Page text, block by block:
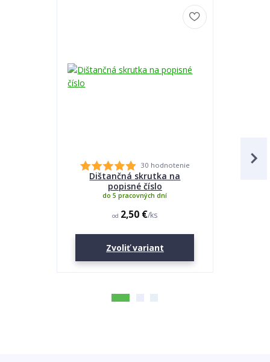
30 hodnotenie
Dištančná skrutka na
popisné číslo
od 2,50 €/ks
do 5 pracovných dní
Zvoliť variant